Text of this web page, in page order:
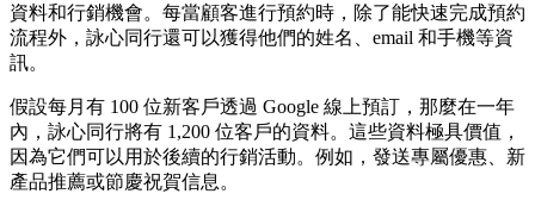
資料和行銷機會。每當顧客進行預約時，除了能快速完成預約
流程外，詠心同行還可以獲得他們的姓名、email 和手機等資
訊。
假設每月有 100 位新客戶透過 Google 線上預訂，那麼在一年
內，詠心同行將有 1,200 位客戶的資料。這些資料極具價值，
因為它們可以用於後續的行銷活動。例如，發送專屬優惠、新
產品推薦或節慶祝賀信息。